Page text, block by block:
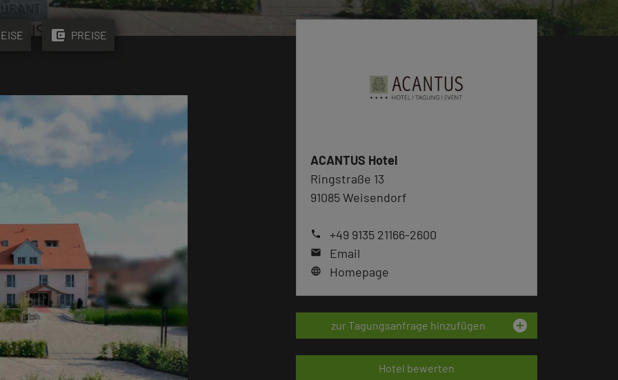
account_balance_wallet PREISE
ACANTUS Hotel
Ringstraße 13
91085 Weisendorf
phone +49 9135 21166-2600
mail Email
language Homepage
zur Tagungsanfrage hinzufügen add_circle
Hotel bewerten